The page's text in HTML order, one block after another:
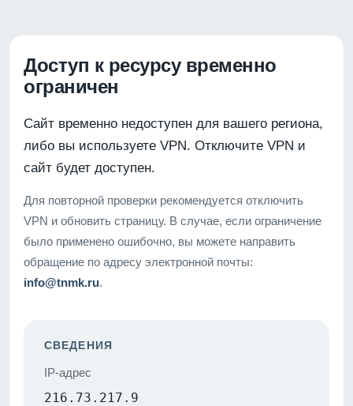
Доступ к ресурсу временно
ограничен
Сайт временно недоступен для вашего региона,
либо вы используете VPN. Отключите VPN и
сайт будет доступен.
Для повторной проверки рекомендуется отключить
VPN и обновить страницу. В случае, если ограничение
было применено ошибочно, вы можете направить
обращение по адресу электронной почты:
info@tnmk.ru.
СВЕДЕНИЯ
IP-адрес
216.73.217.9